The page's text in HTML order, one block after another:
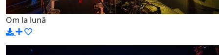
Om la lună